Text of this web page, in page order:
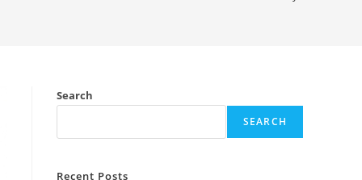
Search
SEARCH
Recent Posts